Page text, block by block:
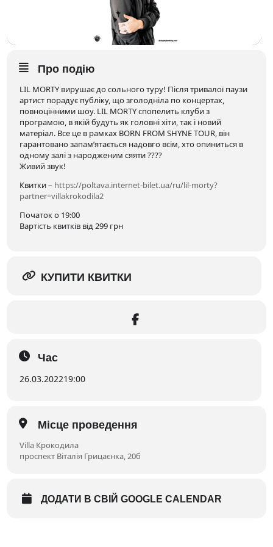
Про подію
LIL MORTY вирушає до сольного туру! Після тривалої паузи
артист порадує публіку, що зголодніла по концертах,
повноцінними шоу. LIL MORTY спопелить клуби з
програмою, в якій будуть як головні хіти, так і новий
матеріал. Все це в рамках BORN FROM SHYNE TOUR, він
гарантовано запам’ятається надовго всім, хто опиниться в
одному залі з народженим сяяти ????
Живий звук!
Квитки – https://poltava.internet-bilet.ua/ru/lil-morty?
partner=villakrokodila2
Початок о 19:00
Вартість квитків від 299 грн
КУПИТИ КВИТКИ
Час
26.03.202219:00
Місце проведення
Villa Крокодила
проспект Віталія Грицаєнка, 20б
ДОДАТИ В СВІЙ GOOGLE CALENDAR